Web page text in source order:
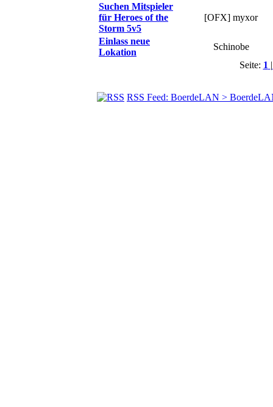
Suchen Mitspieler
für Heroes of the
Storm 5v5
[OFX] myxor
Einlass neue
Lokation
Schinobe
Seite: 1 |
RSS Feed: BoerdeLAN >